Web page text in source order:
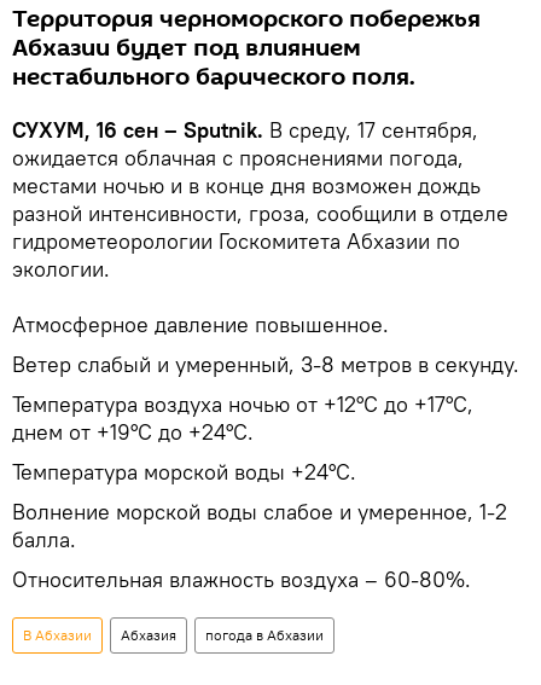
Территория черноморского побережья
Абхазии будет под влиянием
нестабильного барического поля.
СУХУМ, 16 сен – Sputnik. В среду, 17 сентября,
ожидается облачная с прояснениями погода,
местами ночью и в конце дня возможен дождь
разной интенсивности, гроза, сообщили в отделе
гидрометеорологии Госкомитета Абхазии по
экологии.
Атмосферное давление повышенное.
Ветер слабый и умеренный, 3-8 метров в секунду.
Температура воздуха ночью от +12°С до +17°С,
днем от +19°С до +24°С.
Температура морской воды +24°С.
Волнение морской воды слабое и умеренное, 1-2
балла.
Относительная влажность воздуха – 60-80%.
В Абхазии Абхазия погода в Абхазии